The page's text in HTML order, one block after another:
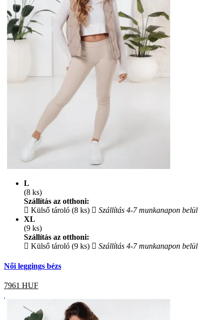
L
(8 ks)
Szállítás az otthoni:
Külső tároló (8 ks)
Szállítás 4-7 munkanapon belül
XL
(9 ks)
Szállítás az otthoni:
Külső tároló (9 ks)
Szállítás 4-7 munkanapon belül
Női leggings bézs
7961 HUF